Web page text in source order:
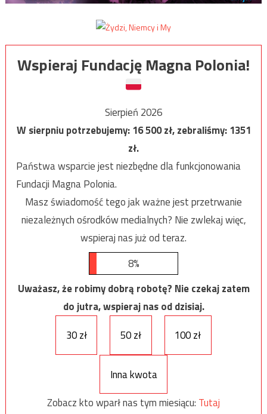
Wspieraj Fundację Magna Polonia!
Sierpień 2026
W sierpniu potrzebujemy:16 500zł, zebraliśmy:1351
zł.
Państwa wsparcie jest niezbędne dla funkcjonowania
Fundacji Magna Polonia.
Masz świadomość tego jak ważne jest przetrwanie
niezależnych ośrodków medialnych? Nie zwlekaj więc,
wspieraj nas już od teraz.
8%
Uważasz, że robimy dobrą robotę? Nie czekaj zatem
do jutra, wspieraj nas od dzisiaj.
30 zł
50 zł 100 zł
Inna kwota
Zobacz kto wparł nas tym miesiącu: Tutaj